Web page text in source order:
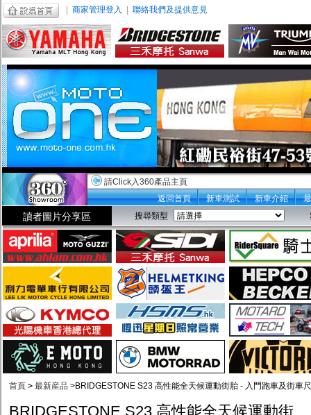
商家管理登入 聯絡我們及提供意見
請Click入360產品主頁
返回首頁
新車測試 新車介紹
讀者圖片分享區 搜尋類型
首頁 > 最新産品 >BRIDGESTONE S23 高性能全天候運動街胎 - 入門跑車及街車
BRIDGESTONE S23 高性能全天候運動街